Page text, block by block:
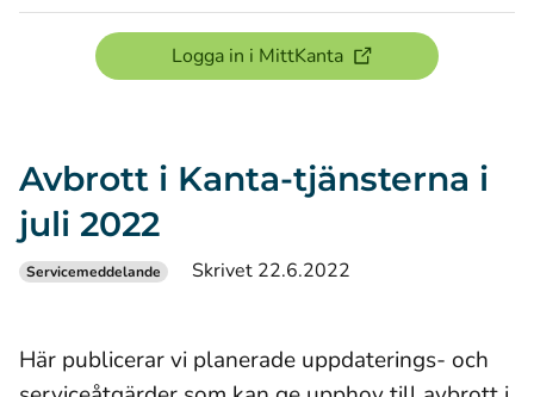
Logga in i MittKanta(öppnas i ett nytt
Avbrott i Kanta-tjänsterna i
juli 2022
Servicemeddelande Skrivet 22.6.2022
Här publicerar vi planerade uppdaterings- och